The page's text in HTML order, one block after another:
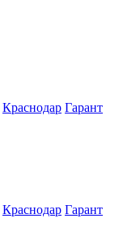
Краснодар Гарант
Краснодар Гарант